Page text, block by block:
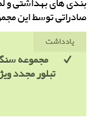
بندی های بهداشتی و
صادراتی توسط این
یادداشت
مجموعه
تبلور مجدد